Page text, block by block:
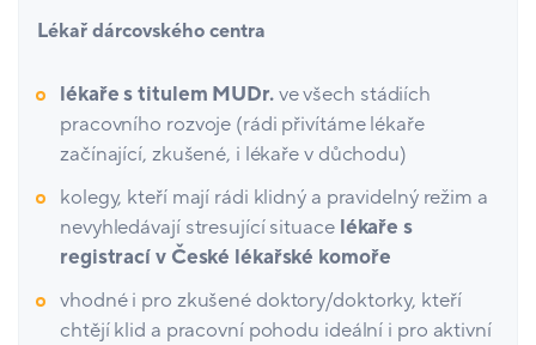
Lékař dárcovského centra
lékaře s titulem MUDr.ve všech stádiích
pracovního rozvoje (rádi přivítáme lékaře
začínající, zkušené, i lékaře v důchodu)
kolegy, kteří mají rádi klidný a pravidelný režim a
nevyhledávají stresující situacelékaře s
registrací v České lékařské komoře
vhodné i pro zkušené doktory/doktorky, kteří
chtějí klid a pracovní pohodu ideální i pro aktivní